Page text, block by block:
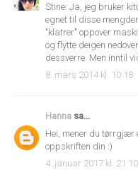
Stine: Ja, jeg bruker
egnet til disse
"klatrer" oppover
og flytte deigen
dessverre. Men inntil
8. mars 2014 kl. 10:18
Hanna sa...
Hei, mener du tørrgjær
oppskriften din :)
4. januar 2017 kl. 21:10